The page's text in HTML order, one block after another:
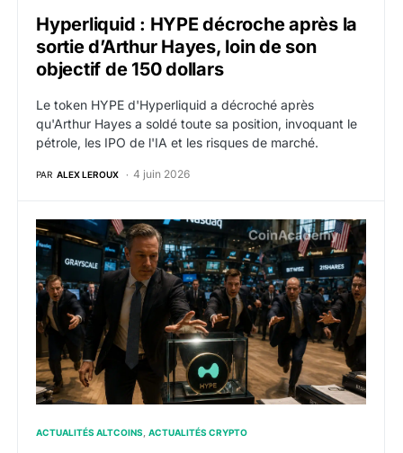
Hyperliquid : HYPE décroche après la
sortie d’Arthur Hayes, loin de son
objectif de 150 dollars
Le token HYPE d'Hyperliquid a décroché après
qu'Arthur Hayes a soldé toute sa position, invoquant le
pétrole, les IPO de l'IA et les risques de marché.
PAR ALEX LEROUX 4 juin 2026
HYPE : Grayscale lance son ETF Hyperliquid
ACTUALITÉS ALTCOINS ACTUALITÉS CRYPTO